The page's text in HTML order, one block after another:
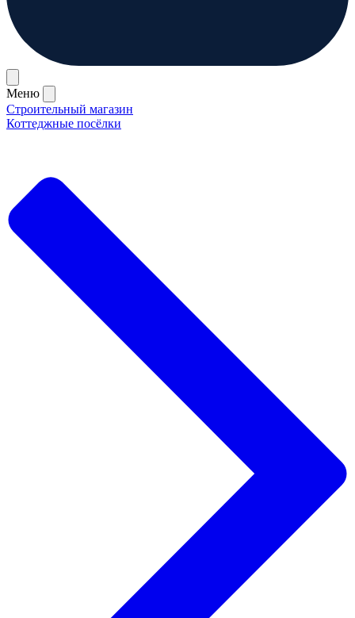
Меню
Строительный магазин
Коттеджные посёлки